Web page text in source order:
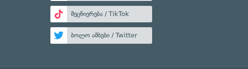
მეცნიერება / TikTok
ბოლო ამბები / Twitter